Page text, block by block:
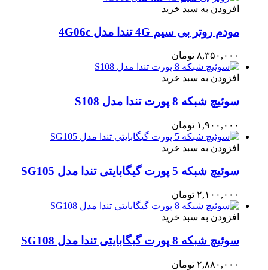
افزودن به سبد خرید
مودم روتر بی سیم 4G تندا مدل 4G06c
۸,۳۵۰,۰۰۰ تومان
افزودن به سبد خرید
سوئیچ شبکه 8 پورت تندا مدل S108
۱,۹۰۰,۰۰۰ تومان
افزودن به سبد خرید
سوئیچ شبکه 5 پورت گیگابایتی تندا مدل SG105
۲,۱۰۰,۰۰۰ تومان
افزودن به سبد خرید
سوئیچ شبکه 8 پورت گیگابایتی تندا مدل SG108
۲,۸۸۰,۰۰۰ تومان